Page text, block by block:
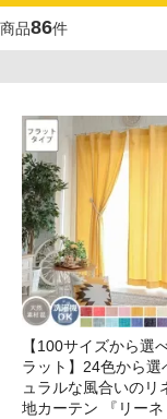
商品86件
【100サイズから選
ラット】24色から選
ュラルな風合いのリ
地カーテン 『リー